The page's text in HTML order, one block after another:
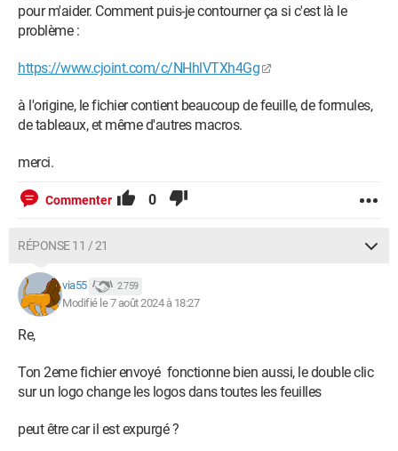
pour m'aider. Comment puis-je contourner ça si c'est là le
problème :
https://www.cjoint.com/c/NHhlVTXh4Gg
à l'origine, le fichier contient beaucoup de feuille, de formules,
de tableaux, et même d'autres macros.
merci.
Commenter 0
RÉPONSE 11 / 21
via55 2 759
Modifié le 7 août 2024 à 18:27
Re,
Ton 2eme fichier envoyé fonctionne bien aussi, le double clic
sur un logo change les logos dans toutes les feuilles
peut être car il est expurgé ?